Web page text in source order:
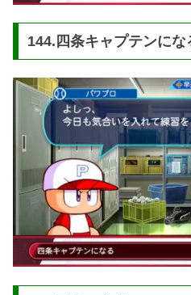
144.四条キャプテンにな